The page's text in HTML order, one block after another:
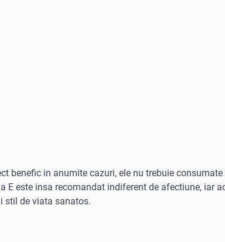
benefic in anumite cazuri, ele nu trebuie
este insa recomandat indiferent de afectiune, iar
stil de viata sanatos.